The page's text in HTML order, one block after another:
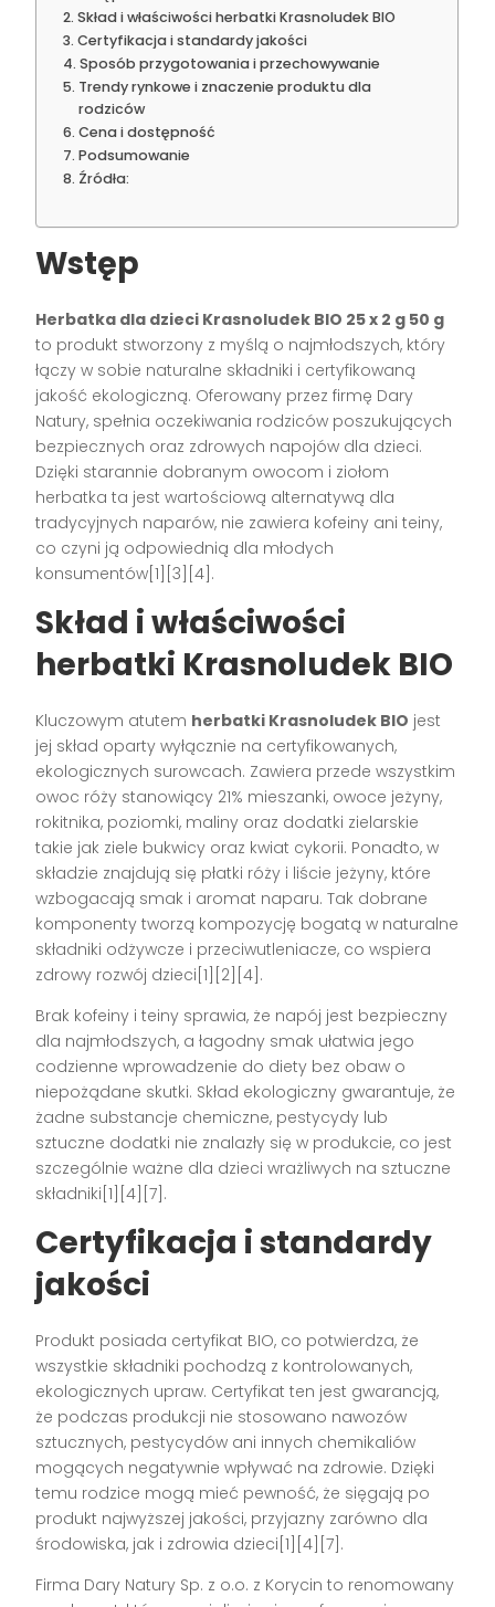
Skład i właściwości herbatki Krasnoludek BIO
Certyfikacja i standardy jakości
Sposób przygotowania i przechowywanie
Trendy rynkowe i znaczenie produktu dla
rodziców
Cena i dostępność
Podsumowanie
Źródła:
Wstęp
Herbatka dla dzieci Krasnoludek BIO 25 x 2 g 50 g
to produkt stworzony z myślą o najmłodszych, który
łączy w sobie naturalne składniki i certyfikowaną
jakość ekologiczną. Oferowany przez firmę Dary
Natury, spełnia oczekiwania rodziców poszukujących
bezpiecznych oraz zdrowych napojów dla dzieci.
Dzięki starannie dobranym owocom i ziołom
herbatka ta jest wartościową alternatywą dla
tradycyjnych naparów, nie zawiera kofeiny ani teiny,
co czyni ją odpowiednią dla młodych
konsumentów[1][3][4].
Skład i właściwości
herbatki Krasnoludek BIO
Kluczowym atutem herbatki Krasnoludek BIO jest
jej skład oparty wyłącznie na certyfikowanych,
ekologicznych surowcach. Zawiera przede wszystkim
owoc róży stanowiący 21% mieszanki, owoce jeżyny,
rokitnika, poziomki, maliny oraz dodatki zielarskie
takie jak ziele bukwicy oraz kwiat cykorii. Ponadto, w
składzie znajdują się płatki róży i liście jeżyny, które
wzbogacają smak i aromat naparu. Tak dobrane
komponenty tworzą kompozycję bogatą w naturalne
składniki odżywcze i przeciwutleniacze, co wspiera
zdrowy rozwój dzieci[1][2][4].
Brak kofeiny i teiny sprawia, że napój jest bezpieczny
dla najmłodszych, a łagodny smak ułatwia jego
codzienne wprowadzenie do diety bez obaw o
niepożądane skutki. Skład ekologiczny gwarantuje, że
żadne substancje chemiczne, pestycydy lub
sztuczne dodatki nie znalazły się w produkcie, co jest
szczególnie ważne dla dzieci wrażliwych na sztuczne
składniki[1][4][7].
Certyfikacja i standardy
jakości
Produkt posiada certyfikat BIO, co potwierdza, że
wszystkie składniki pochodzą z kontrolowanych,
ekologicznych upraw. Certyfikat ten jest gwarancją,
że podczas produkcji nie stosowano nawozów
sztucznych, pestycydów ani innych chemikaliów
mogących negatywnie wpływać na zdrowie. Dzięki
temu rodzice mogą mieć pewność, że sięgają po
produkt najwyższej jakości, przyjazny zarówno dla
środowiska, jak i zdrowia dzieci[1][4][7].
Firma Dary Natury Sp. z o.o. z Korycin to renomowany